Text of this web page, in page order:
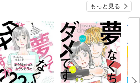
もっと見る